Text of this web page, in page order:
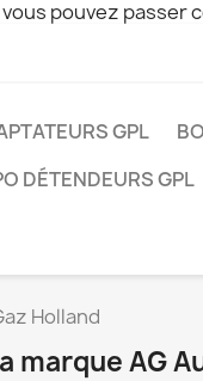
pouvez
GPL
DÉTENDEURS GPL
Holland
marque AG